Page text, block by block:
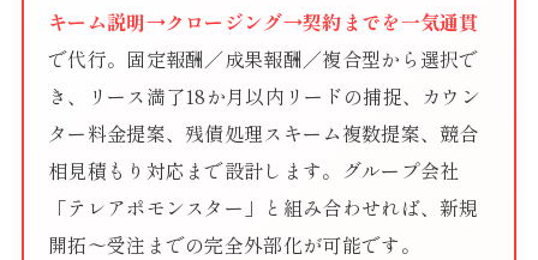
キーム説明→クロージング→契約までを一気通貫
で代行。固定報酬／成果報酬／複合型から選択で
き、リース満了18か月以内リードの捕捉、カウン
ター料金提案、残債処理スキーム複数提案、競合
相見積もり対応まで設計します。グループ会社
「テレアポモンスター」と組み合わせれば、新規
開拓〜受注までの完全外部化が可能です。